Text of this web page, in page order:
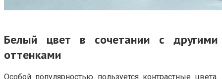
Белый цвет в сочетании с другими
оттенками
Особой популярностью пользуется контрастные цвета.